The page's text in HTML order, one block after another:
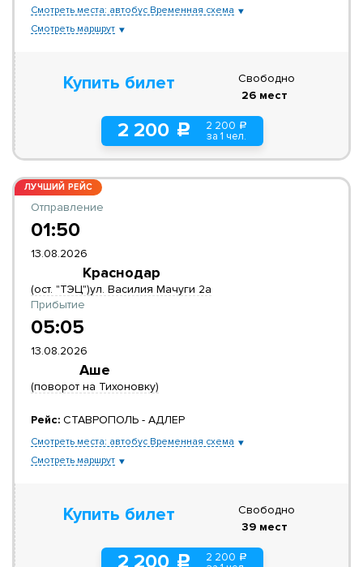
Смотреть места: автобус Временная схема
Смотреть маршрут
Купить билет
2 200 c 2 200 a
за 1 чел.
Свободно
26 мест
ЛУЧШИЙ РЕЙС
Отправление
01:50
13.08.2026
Краснодар
(ост. "ТЭЦ")ул. Василия Мачуги 2а
Прибытие
05:05
13.08.2026
Аше
(поворот на Тихоновку)
Рейс: СТАВРОПОЛЬ - АДЛЕР
Смотреть места: автобус Временная схема
Смотреть маршрут
Купить билет
2 200 c 2 200 a
Свободно
39 мест